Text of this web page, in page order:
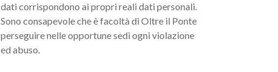
dati corrispondono ai propri reali dati personali.
Sono consapevole che è facoltà di Oltre il Ponte
perseguire nelle opportune sedi ogni violazione
ed abuso.